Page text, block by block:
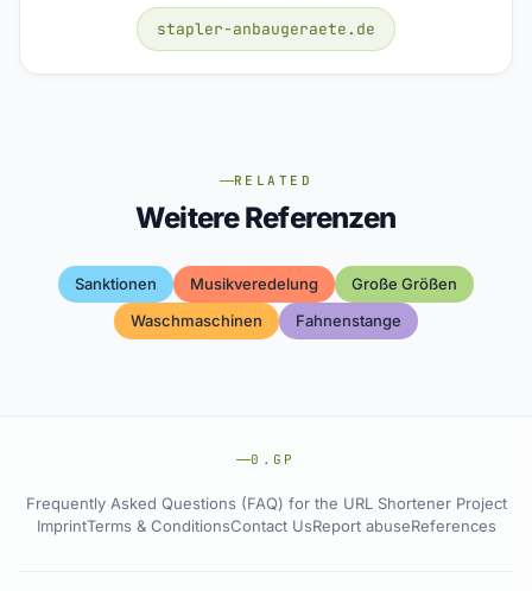
stapler-anbaugeraete.de
RELATED
Weitere Referenzen
Sanktionen Musikveredelung
Große Größen
Waschmaschinen
Fahnenstange
0.GP
Frequently Asked Questions (FAQ) for the URL Shortener Project
ImprintTerms & ConditionsContact UsReport abuseReferences